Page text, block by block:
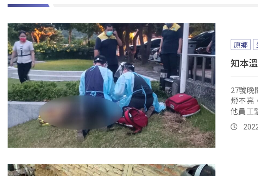
原鄉
知本
27號晚
燈不亮
他員工
院急...。